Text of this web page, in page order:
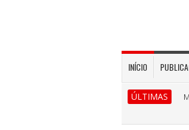
INÍCIO
ÚLTIMAS